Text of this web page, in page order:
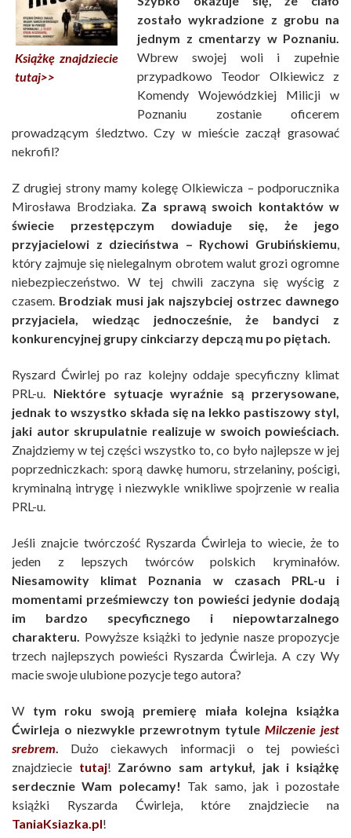
Książkę znajdziecie
tutaj>>
zostało wykradzione z grobu na
jednym z cmentarzy w Poznaniu.
Wbrew swojej woli i zupełnie
przypadkowo Teodor Olkiewicz z
Komendy Wojewódzkiej Milicji w
Poznaniu zostanie oficerem
prowadzącym śledztwo. Czy w mieście zaczął grasować
nekrofil?
Z drugiej strony mamy kolegę Olkiewicza – podporucznika
Mirosława Brodziaka. Za sprawą swoich kontaktów w
świecie przestępczym dowiaduje się, że jego
przyjacielowi z dzieciństwa – Rychowi Grubińskiemu,
który zajmuje się nielegalnym obrotem walut grozi ogromne
niebezpieczeństwo. W tej chwili zaczyna się wyścig z
czasem. Brodziak musi jak najszybciej ostrzec dawnego
przyjaciela, wiedząc jednocześnie, że bandyci z
konkurencyjnej grupy cinkciarzy depczą mu po piętach.
Ryszard Ćwirlej po raz kolejny oddaje specyficzny klimat
PRL-u. Niektóre sytuacje wyraźnie są przerysowane,
jednak to wszystko składa się na lekko pastiszowy styl,
jaki autor skrupulatnie realizuje w swoich powieściach.
Znajdziemy w tej części wszystko to, co było najlepsze w jej
poprzedniczkach: sporą dawkę humoru, strzelaniny, pościgi,
kryminalną intrygę i niezwykle wnikliwe spojrzenie w realia
PRL-u.
Jeśli znajcie twórczość Ryszarda Ćwirleja to wiecie, że to
jeden z lepszych twórców polskich kryminałów.
Niesamowity klimat Poznania w czasach PRL-u i
momentami prześmiewczy ton powieści jedynie dodają
im bardzo specyficznego i niepowtarzalnego
charakteru. Powyższe książki to jedynie nasze propozycje
trzech najlepszych powieści Ryszarda Ćwirleja. A czy Wy
macie swoje ulubione pozycje tego autora?
W tym roku swoją premierę miała kolejna książka
Ćwirleja o niezwykle przewrotnym tytule Milczenie jest
srebrem. Dużo ciekawych informacji o tej powieści
znajdziecie tutaj! Zarówno sam artykuł, jak i książkę
serdecznie Wam polecamy! Tak samo, jak i pozostałe
książki Ryszarda Ćwirleja, które znajdziecie na
TaniaKsiazka.pl!